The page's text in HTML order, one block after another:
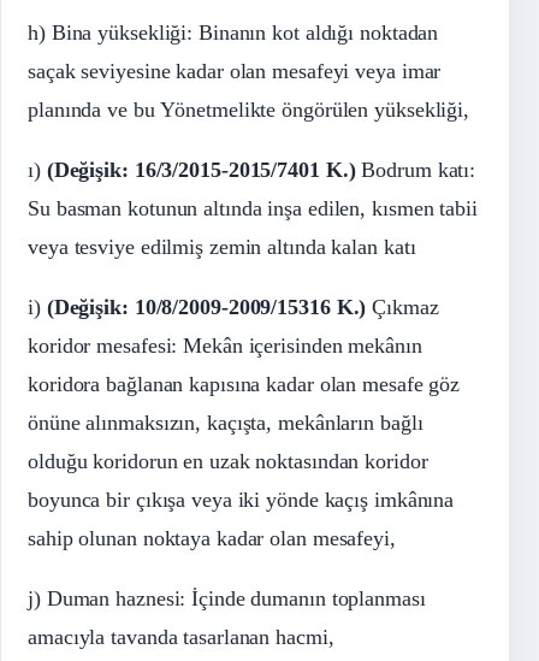
h) Bina yüksekliği: Binanın kot aldığı noktadan
saçak seviyesine kadar olan mesafeyi veya imar
planında ve bu Yönetmelikte öngörülen yüksekliği,
ı) (Değişik: 16/3/2015-2015/7401 K.)Bodrum katı:
Su basman kotunun altında inşa edilen, kısmen tabii
veya tesviye edilmiş zemin altında kalan katı
i)(Değişik: 10/8/2009-2009/15316 K.) Çıkmaz
koridor mesafesi: Mekân içerisinden mekânın
koridora bağlanan kapısına kadar olan mesafe göz
önüne alınmaksızın, kaçışta, mekânların bağlı
olduğu koridorun en uzak noktasından koridor
boyunca bir çıkışa veya iki yönde kaçış imkânına
sahip olunan noktaya kadar olan mesafeyi,
j) Duman haznesi: İçinde dumanın toplanması
amacıyla tavanda tasarlanan hacmi,